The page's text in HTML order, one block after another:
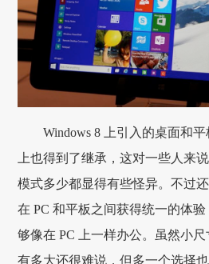
Windows 8 上引入的桌面和
上也得到了继承，这对一些人来
模式多少都显得有些怪异。不过
在 PC 和平板之间获得统一的体
够像在 PC 上一样办公。虽然小
有多大还很难说，但多一个选择